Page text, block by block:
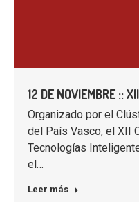
12 DE NOVIEMBRE ::
Organizado por el
del País Vasco, el XII
Tecnologías
el…
Leer más